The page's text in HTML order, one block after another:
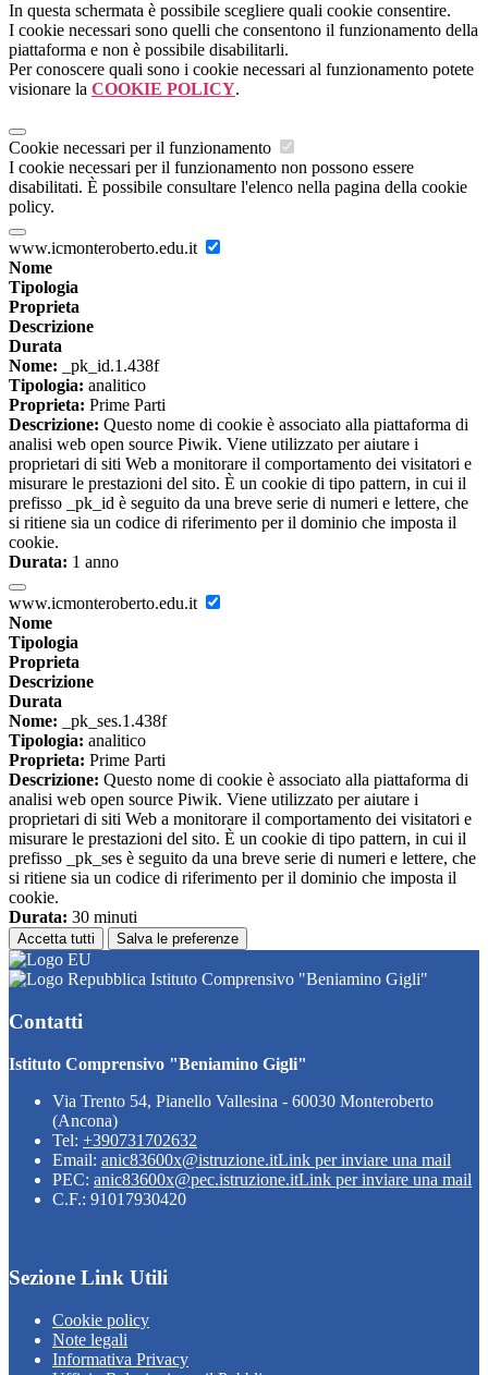
In questa schermata è possibile scegliere quali cookie consentire.
I cookie necessari sono quelli che consentono il funzionamento della
piattaforma e non è possibile disabilitarli.
Per conoscere quali sono i cookie necessari al funzionamento potete
visionare la COOKIE POLICY.
Cookie necessari per il funzionamento
I cookie necessari per il funzionamento non possono essere
disabilitati. È possibile consultare l'elenco nella pagina della cookie
policy.
www.icmonteroberto.edu.it
Nome
Tipologia
Proprieta
Descrizione
Durata
Nome: _pk_id.1.438f
Tipologia: analitico
Proprieta: Prime Parti
Descrizione: Questo nome di cookie è associato alla piattaforma di
analisi web open source Piwik. Viene utilizzato per aiutare i
proprietari di siti Web a monitorare il comportamento dei visitatori e
misurare le prestazioni del sito. È un cookie di tipo pattern, in cui il
prefisso _pk_id è seguito da una breve serie di numeri e lettere, che
si ritiene sia un codice di riferimento per il dominio che imposta il
cookie.
Durata: 1 anno
www.icmonteroberto.edu.it
Nome
Tipologia
Proprieta
Descrizione
Durata
Nome: _pk_ses.1.438f
Tipologia: analitico
Proprieta: Prime Parti
Descrizione: Questo nome di cookie è associato alla piattaforma di
analisi web open source Piwik. Viene utilizzato per aiutare i
proprietari di siti Web a monitorare il comportamento dei visitatori e
misurare le prestazioni del sito. È un cookie di tipo pattern, in cui il
prefisso _pk_ses è seguito da una breve serie di numeri e lettere, che
si ritiene sia un codice di riferimento per il dominio che imposta il
cookie.
Durata: 30 minuti
Accetta tutti Salva le preferenze
Istituto Comprensivo "Beniamino Gigli"
Contatti
Istituto Comprensivo "Beniamino Gigli"
Via Trento 54, Pianello Vallesina - 60030 Monteroberto
(Ancona)
Tel: +390731702632
Email: anic83600x@istruzione.itLink per inviare una mail
PEC: anic83600x@pec.istruzione.itLink per inviare una mail
C.F.: 91017930420
Sezione Link Utili
Cookie policy
Note legali
Informativa Privacy